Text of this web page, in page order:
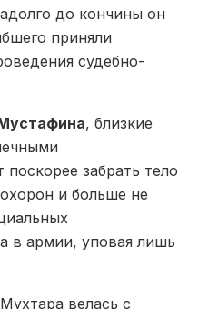
до кончины он
приняли
судебно-
, близкие
поскорее забрать тело
и больше не
в армии, уповая лишь
велась с